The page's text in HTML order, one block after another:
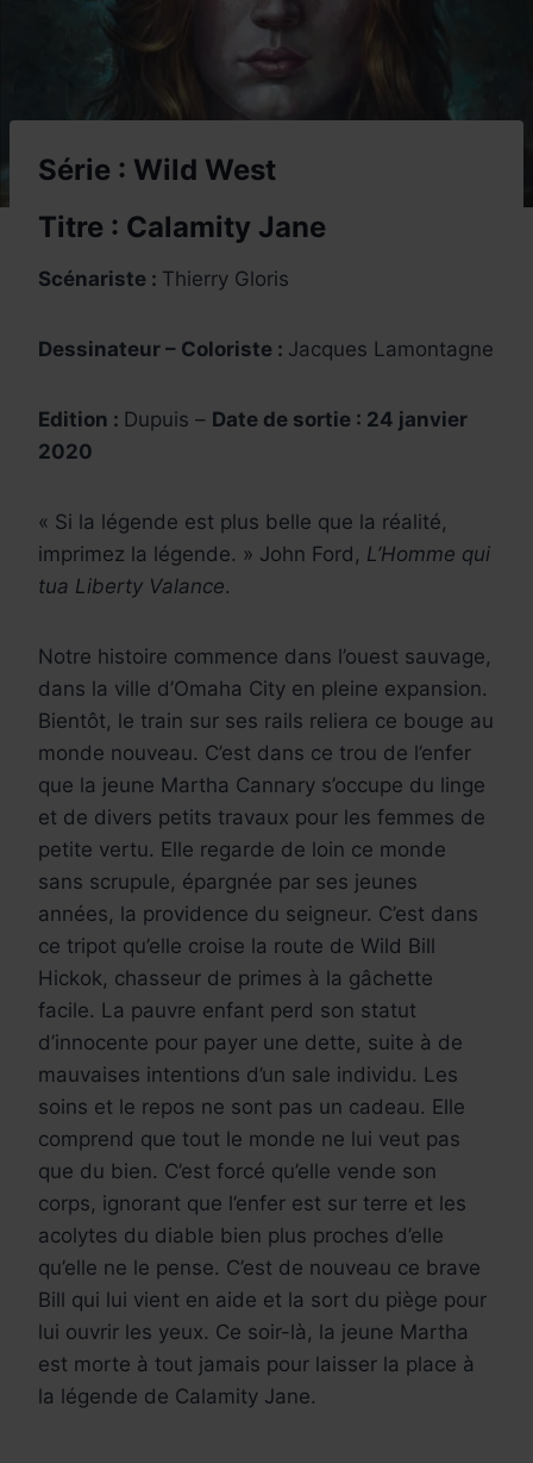
Série : Wild West
Titre : Calamity Jane
Scénariste : Thierry Gloris
Dessinateur – Coloriste : Jacques Lamontagne
Edition : Dupuis – Date de sortie : 24 janvier
2020
« Si la légende est plus belle que la réalité,
imprimez la légende. » John Ford, L’Homme qui
tua Liberty Valance.
Notre histoire commence dans l’ouest sauvage,
dans la ville d’Omaha City en pleine expansion.
Bientôt, le train sur ses rails reliera ce bouge au
monde nouveau. C’est dans ce trou de l’enfer
que la jeune Martha Cannary s’occupe du linge
et de divers petits travaux pour les femmes de
petite vertu. Elle regarde de loin ce monde
sans scrupule, épargnée par ses jeunes
années, la providence du seigneur. C’est dans
ce tripot qu’elle croise la route de Wild Bill
Hickok, chasseur de primes à la gâchette
facile. La pauvre enfant perd son statut
d’innocente pour payer une dette, suite à de
mauvaises intentions d’un sale individu. Les
soins et le repos ne sont pas un cadeau. Elle
comprend que tout le monde ne lui veut pas
que du bien. C’est forcé qu’elle vende son
corps, ignorant que l’enfer est sur terre et les
acolytes du diable bien plus proches d’elle
qu’elle ne le pense. C’est de nouveau ce brave
Bill qui lui vient en aide et la sort du piège pour
lui ouvrir les yeux. Ce soir-là, la jeune Martha
est morte à tout jamais pour laisser la place à
la légende de Calamity Jane.